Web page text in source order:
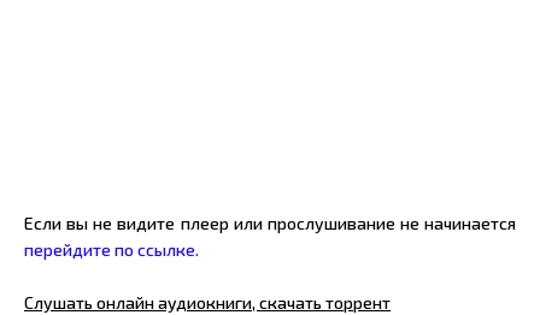
Если вы не видите плеер или прослушивание не начинается
перейдите по ссылке.
Слушать онлайн аудиокниги, скачать торрент